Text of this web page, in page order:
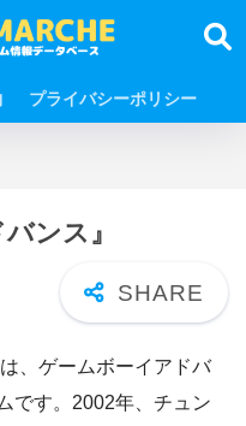
プライバシーポリシー
ンス』
、ゲームボーイアドバ
です。2002年、チュン